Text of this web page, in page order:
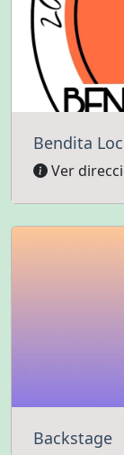
Bendita
Ver
Backstage